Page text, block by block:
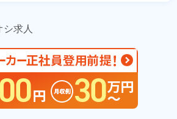
シ求人